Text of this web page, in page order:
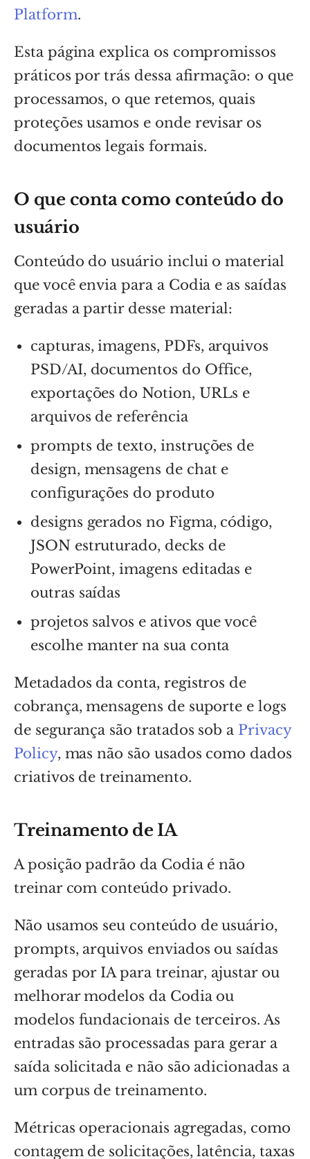
Platform.
Esta página explica os compromissos
práticos por trás dessa afirmação: o que
processamos, o que retemos, quais
proteções usamos e onde revisar os
documentos legais formais.
O que conta como conteúdo do
usuário
Conteúdo do usuário inclui o material
que você envia para a Codia e as saídas
geradas a partir desse material:
capturas, imagens, PDFs, arquivos
PSD/AI, documentos do Office,
exportações do Notion, URLs e
arquivos de referência
prompts de texto, instruções de
design, mensagens de chat e
configurações do produto
designs gerados no Figma, código,
JSON estruturado, decks de
PowerPoint, imagens editadas e
outras saídas
projetos salvos e ativos que você
escolhe manter na sua conta
Metadados da conta, registros de
cobrança, mensagens de suporte e logs
de segurança são tratados sob a Privacy
Policy, mas não são usados como dados
criativos de treinamento.
Treinamento de IA
A posição padrão da Codia é não
treinar com conteúdo privado.
Não usamos seu conteúdo de usuário,
prompts, arquivos enviados ou saídas
geradas por IA para treinar, ajustar ou
melhorar modelos da Codia ou
modelos fundacionais de terceiros. As
entradas são processadas para gerar a
saída solicitada e não são adicionadas a
um corpus de treinamento.
Métricas operacionais agregadas, como
contagem de solicitações, latência, taxas